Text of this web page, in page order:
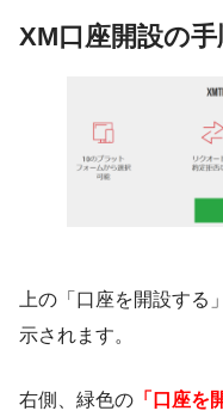
XM口座開設の手
上の「口座を開設する
示されます。
右側、緑色の 「口座を